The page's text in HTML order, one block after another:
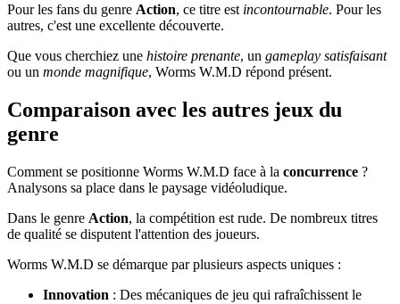
Pour les fans du genre Action, ce titre est incontournable. Pour les
autres, c'est une excellente découverte.
Que vous cherchiez une histoire prenante, un gameplay satisfaisant
ou un monde magnifique, Worms W.M.D répond présent.
Comparaison avec les autres jeux du
genre
Comment se positionne Worms W.M.D face à la concurrence ?
Analysons sa place dans le paysage vidéoludique.
Dans le genre Action, la compétition est rude. De nombreux titres
de qualité se disputent l'attention des joueurs.
Worms W.M.D se démarque par plusieurs aspects uniques :
Innovation : Des mécaniques de jeu qui rafraîchissent le